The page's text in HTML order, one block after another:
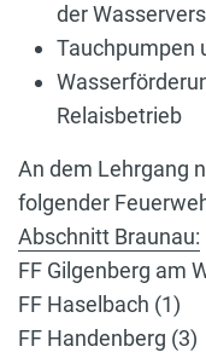
der
Tauchpumpen
Relaisbetrieb
An dem Lehrgang
folgender
Abschnitt Braunau:
FF Gilgenberg am
FF Haselbach (1)
FF Handenberg (3)